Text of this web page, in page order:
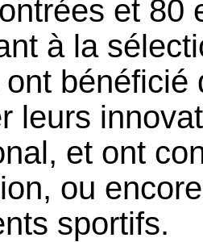
et 80
à la
bénéficié
leurs
et ont
ou
sportifs.